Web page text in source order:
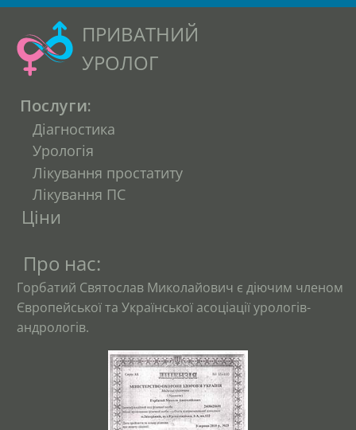
ПРИВАТНИЙ
УРОЛОГ
Послуги:
Діагностика
Урологія
Лікування простатиту
Лікування ПС
Ціни
Про нас:
Горбатий Святослав Миколайович є діючим членом
Європейської та Української асоціації урологів-
андрологів.